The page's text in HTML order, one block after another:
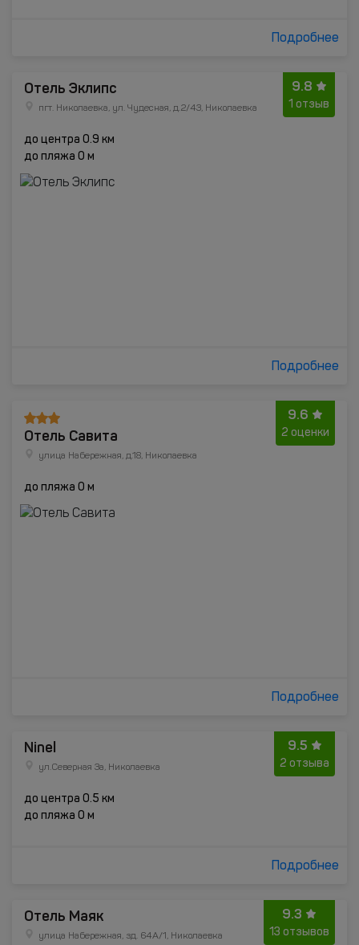
Подробнее
9.8
1 отзыв
Отель Эклипс
пгт. Николаевка, ул. Чудесная, д.2/43, Николаевка
до центра 0.9 км
до пляжа 0 м
Подробнее
9.6
2 оценки
Отель Савита
улица Набережная, д.18, Николаевка
до пляжа 0 м
Подробнее
9.5
2 отзыва
Ninel
ул.Северная 3а, Николаевка
до центра 0.5 км
до пляжа 0 м
Подробнее
9.3
13 отзывов
Отель Маяк
улица Набережная, зд. 64А/1, Николаевка